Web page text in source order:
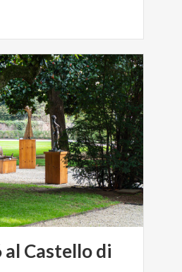
al Castellodi